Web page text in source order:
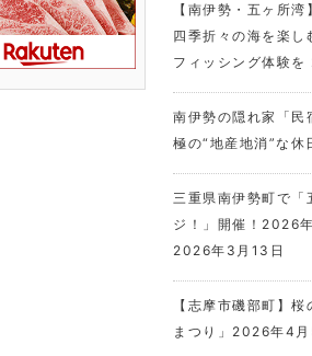
【南伊勢・五ヶ所
四季折々の海を楽し
フィッシング体験を
南伊勢の隠れ家「民
極の“地産地消”な休
三重県南伊勢町で「
ジ！」開催！2026
2026年3月13日
【志摩市磯部町】
まつり」2026年4月